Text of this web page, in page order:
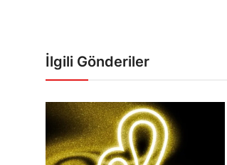
İlgili Gönderiler